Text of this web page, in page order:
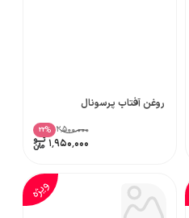
روغن آفتاب پرسونال
۲٬۵۰۰٬۰۰۰ %
22
۱٬۹۵۰٬۰۰۰
ویژه